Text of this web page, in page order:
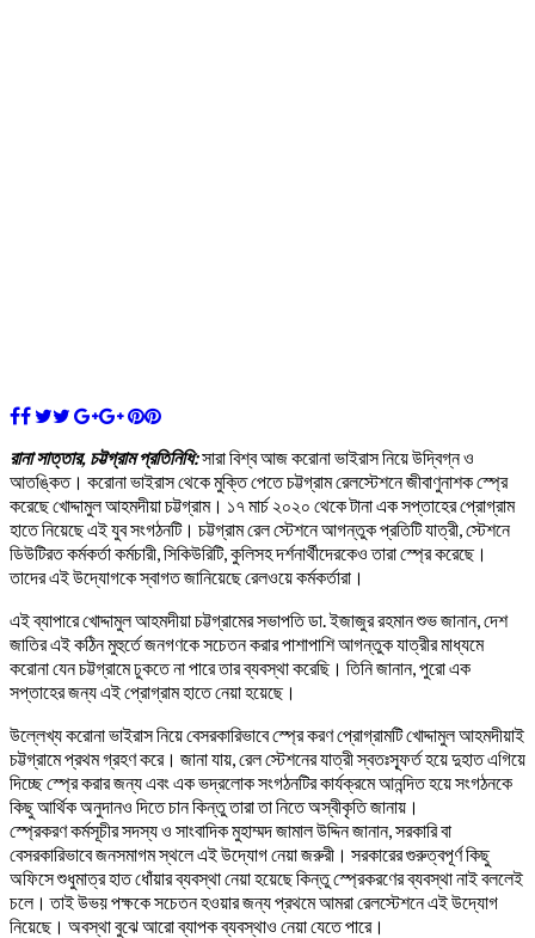
রানা সাত্তার, চট্টগ্রাম প্রতিনিধি:সারা বিশ্ব আজ করোনা ভাইরাস নিয়ে উদ্বিগ্ন ও
আতঙ্কিত। করোনা ভাইরাস থেকে মুক্তি পেতে চট্টগ্রাম রেলস্টেশনে জীবাণুনাশক স্প্রে
করেছে খোদ্দামুল আহমদীয়া চট্টগ্রাম। ১৭ মার্চ ২০২০ থেকে টানা এক সপ্তাহের প্রোগ্রাম
হাতে নিয়েছে এই যুব সংগঠনটি। চট্টগ্রাম রেল স্টেশনে আগন্তুক প্রতিটি যাত্রী, স্টেশনে
ডিউটিরত কর্মকর্তা কর্মচারী, সিকিউরিটি, কুলিসহ দর্শনার্থীদেরকেও তারা স্প্রে করেছে।
তাদের এই উদ্যোগকে স্বাগত জানিয়েছে রেলওয়ে কর্মকর্তারা।
এই ব্যাপারে খোদ্দামুল আহমদীয়া চট্টগ্রামের সভাপতি ডা. ইজাজুর রহমান শুভ জানান, দেশ
জাতির এই কঠিন মুহুর্তে জনগণকে সচেতন করার পাশাপাশি আগন্তুক যাত্রীর মাধ্যমে
করোনা যেন চট্টগ্রামে ঢুকতে না পারে তার ব্যবস্থা করেছি। তিনি জানান, পুরো এক
সপ্তাহের জন্য এই প্রোগ্রাম হাতে নেয়া হয়েছে।
উল্লেখ্য করোনা ভাইরাস নিয়ে বেসরকারিভাবে স্প্রে করণ প্রোগ্রামটি খোদ্দামুল আহমদীয়াই
চট্টগ্রামে প্রথম গ্রহণ করে। জানা যায়, রেল স্টেশনের যাত্রী স্বতঃস্ফূর্ত হয়ে দুহাত এগিয়ে
দিচ্ছে স্প্রে করার জন্য এবং এক ভদ্রলোক সংগঠনটির কার্যক্রমে আনন্দিত হয়ে সংগঠনকে
কিছু আর্থিক অনুদানও দিতে চান কিন্তু তারা তা নিতে অস্বীকৃতি জানায়।
স্প্রেকরণ কর্মসূচীর সদস্য ও সাংবাদিক মুহাম্মদ জামাল উদ্দিন জানান, সরকারি বা
বেসরকারিভাবে জনসমাগম স্থলে এই উদ্যোগ নেয়া জরুরী। সরকারের গুরুত্বপূর্ণ কিছু
অফিসে শুধুমাত্র হাত ধোঁয়ার ব্যবস্থা নেয়া হয়েছে কিন্তু স্প্রেকরণের ব্যবস্থা নাই বললেই
চলে। তাই উভয় পক্ষকে সচেতন হওয়ার জন্য প্রথমে আমরা রেলস্টেশনে এই উদ্যোগ
নিয়েছে। অবস্থা বুঝে আরো ব্যাপক ব্যবস্থাও নেয়া যেতে পারে।